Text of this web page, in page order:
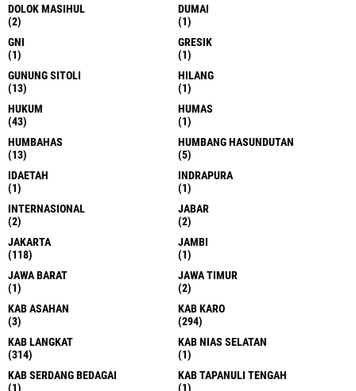
DOLOK MASIHUL
(2)
DUMAI
(1)
GNI
(1)
GRESIK
(1)
GUNUNG SITOLI
(13)
HILANG
(1)
HUKUM
(43)
HUMAS
(1)
HUMBAHAS
(13)
HUMBANG HASUNDUTAN
(5)
IDAETAH
(1)
INDRAPURA
(1)
INTERNASIONAL
(2)
JABAR
(2)
JAKARTA
(118)
JAMBI
(1)
JAWA BARAT
(1)
JAWA TIMUR
(2)
KAB ASAHAN
(3)
KAB KARO
(294)
KAB LANGKAT
(314)
KAB NIAS SELATAN
(1)
KAB SERDANG BEDAGAI
(1)
KAB TAPANULI TENGAH
(1)